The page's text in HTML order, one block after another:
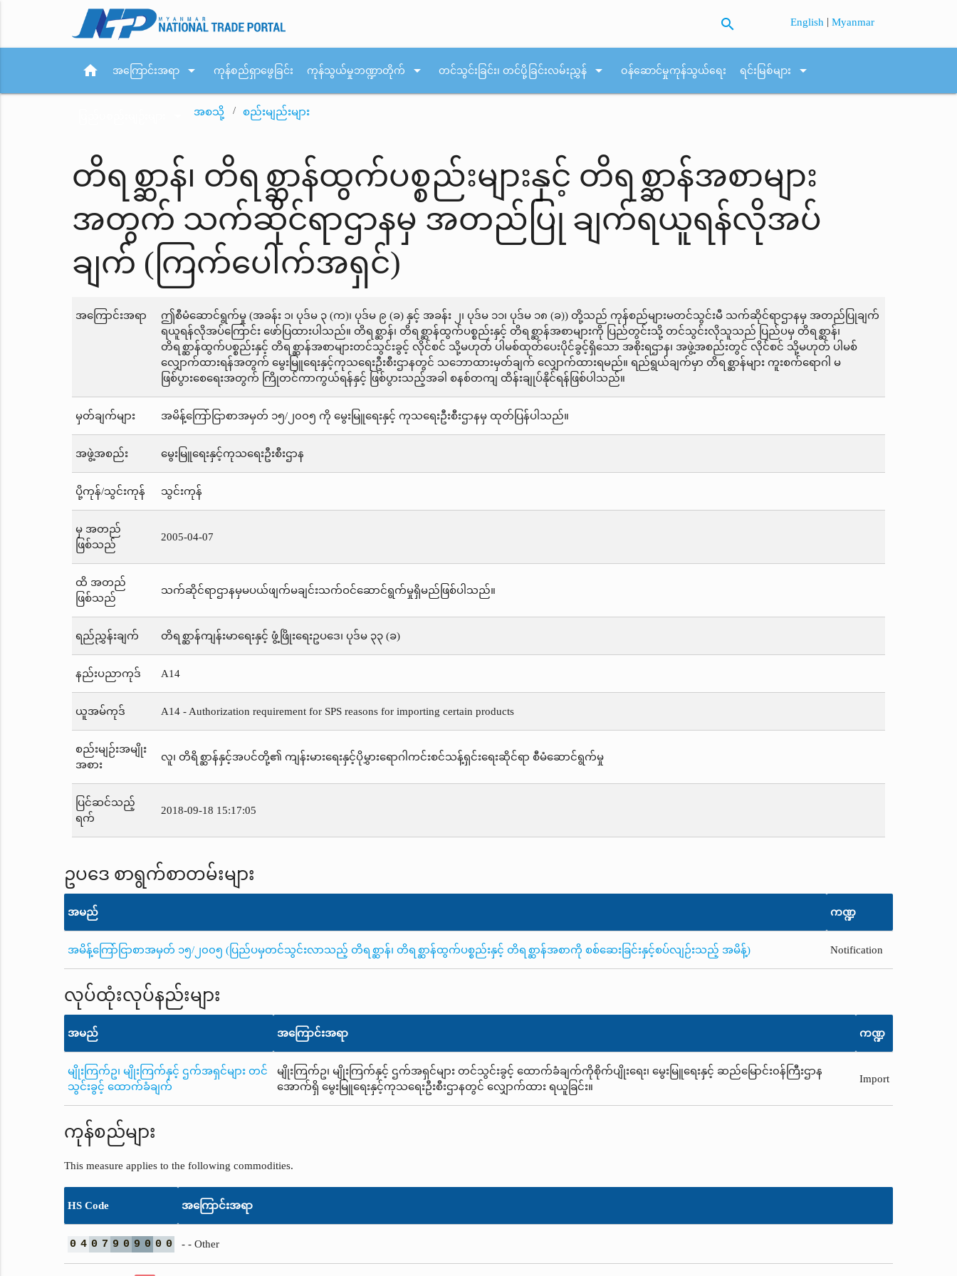
search English |Myanmar
home အကြောင်းအရာ arrow_drop_down ကုန်စည်ရှာဖွေခြင်း ကုန်သွယ်မှုဘဏ္ဍာတိုက် arrow_drop_down တင်သွင်းခြင်း၊ တင်ပို့ခြင်းလမ်းညွှန် arrow_drop_down ဝန်ဆောင်မှုကုန်သွယ်ရေး ရင်းမြစ်များ arrow_drop_down
အစသို့ စည်းမျည်းများ
တိရစ္ဆာန်၊ တိရစ္ဆာန်ထွက်ပစ္စည်းများနှင့် တိရစ္ဆာန်အစာများ
အတွက် သက်ဆိုင်ရာဌာနမှ အတည်ပြု ချက်ရယူရန်လိုအပ်
ချက် (ကြက်ပေါက်အရှင်)
အကြောင်းအရာ
ဤစီမံဆောင်ရွက်မှု (အခန်း ၁၊ ပုဒ်မ ၃ (က)၊ ပုဒ်မ ၉ (ခ) နှင့် အခန်း ၂၊ ပုဒ်မ ၁၁၊ ပုဒ်မ ၁၈ (ခ)) တို့သည် ကုန်စည်များမတင်သွင်းမီ သက်ဆိုင်ရာဌာနမှ အတည်ပြုချက်
ရယူရန်လိုအပ်ကြောင်း ဖော်ပြထားပါသည်။ တိရစ္ဆာန်၊ တိရစ္ဆာန်ထွက်ပစ္စည်းနှင့် တိရစ္ဆာန်အစာများကို ပြည်တွင်းသို့ တင်သွင်းလိုသူသည် ပြည်ပမှ တိရစ္ဆာန်၊
တိရစ္ဆာန်ထွက်ပစ္စည်းနှင့် တိရစ္ဆာန်အစာများတင်သွင်းခွင့် လိုင်စင် သို့မဟုတ် ပါမစ်ထုတ်ပေးပိုင်ခွင့်ရှိသော အစိုးရဌာန၊ အဖွဲ့အစည်းတွင် လိုင်စင် သို့မဟုတ် ပါမစ်
လျှောက်ထားရန်အတွက် မွေးမြူရေးနှင့်ကုသရေးဦးစီးဌာနတွင် သဘောထားမှတ်ချက် လျှောက်ထားရမည်။ ရည်ရွယ်ချက်မှာ တိရစ္ဆာန်များ ကူးစက်ရောဂါ မ
ဖြစ်ပွားစေရေးအတွက် ကြိုတင်ကာကွယ်ရန်နှင့် ဖြစ်ပွားသည့်အခါ စနစ်တကျ ထိန်းချုပ်နိုင်ရန်ဖြစ်ပါသည်။
မှတ်ချက်များ အမိန့်ကြော်ငြာစာအမှတ် ၁၅/၂၀၀၅ ကို မွေးမြူရေးနှင့် ကုသရေးဦးစီးဌာနမှ ထုတ်ပြန်ပါသည်။
အဖွဲ့အစည်း မွေးမြူရေးနှင့်ကုသရေးဦးစီးဌာန
ပို့ကုန်/သွင်းကုန် သွင်းကုန်
မှ အတည်
ဖြစ်သည်
2005-04-07
ထိ အတည်
ဖြစ်သည်
သက်ဆိုင်ရာဌာနမှမပယ်ဖျက်မချင်းသက်ဝင်ဆောင်ရွက်မှုရှိမည်ဖြစ်ပါသည်။
ရည်ညွှန်းချက် တိရစ္ဆာန်ကျန်းမာရေးနှင့် ဖွံ့ဖြိုးရေးဥပဒေ၊ ပုဒ်မ ၃၃ (ခ)
နည်းပညာကုဒ် A14
ယူအမ်ကုဒ် A14 - Authorization requirement for SPS reasons for importing certain products
စည်းမျဉ်းအမျိုး
အစား
လူ၊ တိရိစ္ဆာန်နှင့်အပင်တို့၏ ကျန်းမားရေးနှင့်ပိုမွှားရောဂါကင်းစင်သန့်ရှင်းရေးဆိုင်ရာ စီမံဆောင်ရွက်မှု
ပြင်ဆင်သည့်
ရက်
2018-09-18 15:17:05
ဥပဒေ စာရွက်စာတမ်းများ
အမည် ကဏ္ဍ
အမိန့်ကြော်ငြာစာအမှတ် ၁၅/၂၀၀၅ (ပြည်ပမှတင်သွင်းလာသည့် တိရစ္ဆာန်၊ တိရစ္ဆာန်ထွက်ပစ္စည်းနှင့် တိရစ္ဆာန်အစာကို စစ်ဆေးခြင်းနှင့်စပ်လျဉ်းသည့် အမိန့်) Notification
လုပ်ထုံးလုပ်နည်းများ
အမည် အကြောင်းအရာ ကဏ္ဍ
မျိုးကြက်ဥ၊ မျိုးကြက်နှင့် ဌက်အရှင်များ တင်
သွင်းခွင့် ထောက်ခံချက်
မျိုးကြက်ဥ၊ မျိုးကြက်နှင့် ဌက်အရှင်များ တင်သွင်းခွင့် ထောက်ခံချက်ကိုစိုက်ပျိုးရေး၊ မွေးမြူရေးနှင့် ဆည်မြောင်း၀န်ကြီးဌာန
အောက်ရှိ မွေးမြူရေးနှင့်ကုသရေးဦးစီးဌာနတွင် လျှောက်ထား ရယူခြင်း။
Import
ကုန်စည်များ
This measure applies to the following commodities.
HS Code အကြောင်းအရာ
0 4 0 7 9 0 9 0 0 0 - - Other